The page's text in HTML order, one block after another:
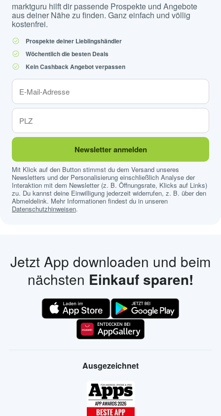
marktguru hilft dir passende Prospekte und Angebote
aus deiner Nähe zu finden. Ganz einfach und völlig
kostenfrei.
Prospekte deiner Lieblingshändler
Wöchentlich die besten Deals
Kein Cashback Angebot verpassen
Newsletter anmelden
Mit Klick auf den Button stimmst du dem Versand unseres
Newsletters und der Personalisierung einschließlich Analyse der
Interaktion mit dem Newsletter (z. B. Öffnungsrate, Klicks auf Links)
zu. Du kannst deine Einwilligung jederzeit widerrufen, z. B. über den
Abmeldelink. Mehr Informationen findest du in unseren
Datenschutzhinweisen.
Jetzt App downloaden und beim
nächsten Einkauf sparen!
Ausgezeichnet